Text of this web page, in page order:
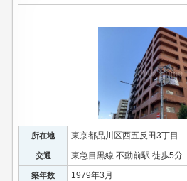
所在地 東京都品川区西五反田3丁目
交通 東急目黒線 不動前駅 徒歩5分
築年数 1979年3月